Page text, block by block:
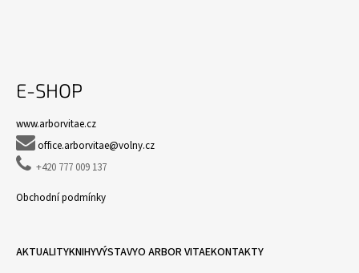
E-SHOP
www.arborvitae.cz
office.arborvitae@volny.cz
 +420 777 009 137
Obchodní podmínky
AKTUALITYKNIHYVÝSTAVYO ARBOR VITAEKONTAKTY